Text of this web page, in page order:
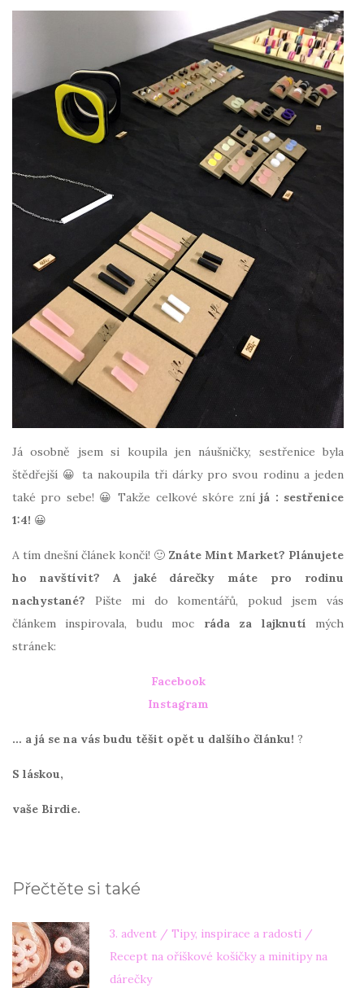
Já osobně jsem si koupila jen náušničky, sestřenice byla
štědřejší 😀 ta nakoupila tři dárky pro svou rodinu a jeden
také pro sebe! 😀 Takže celkové skóre zníjá : sestřenice
1:4! 😀
A tím dnešní článek končí! 🙂 Znáte Mint Market? Plánujete
ho navštívit? A jaké dárečky máte pro rodinu
nachystané? Pište mi do komentářů, pokud jsem vás
článkem inspirovala, budu moc ráda za lajknutí mých
stránek:
Facebook
Instagram
… a já se na vás budu těšit opět u dalšího článku! ?
S láskou,
vaše Birdie.
Přečtěte si také
3. advent / Tipy, inspirace a radosti /
Recept na oříškové košíčky a minitipy na
dárečky